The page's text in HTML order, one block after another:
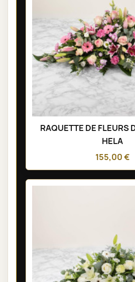
RAQUETTE DE FLEURS
HELA
155,00 €